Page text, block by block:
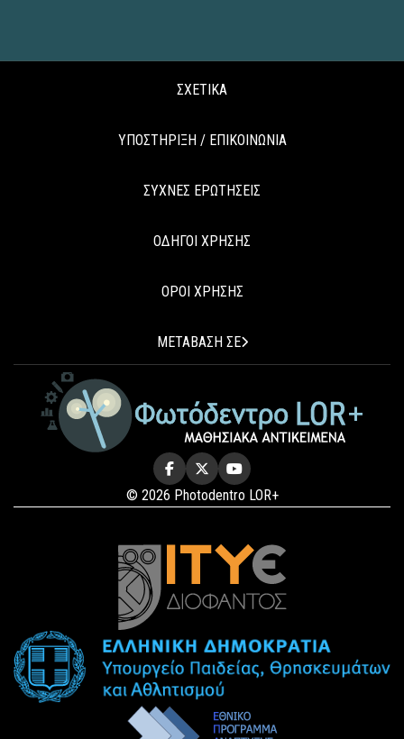
ΣΧΕΤΙΚΑ
ΥΠΟΣΤΗΡΙΞΗ / ΕΠΙΚΟΙΝΩΝΙΑ
ΣΥΧΝΕΣ ΕΡΩΤΗΣΕΙΣ
ΟΔΗΓΟΙ ΧΡΗΣΗΣ
ΟΡΟΙ ΧΡΗΣΗΣ
ΜΕΤΑΒΑΣΗ ΣΕ
© 2026 Photodentro LOR+